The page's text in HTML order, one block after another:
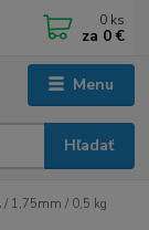
Menu
Hľadať
0 ks
za 0 €
/ 1,75mm / 0,5 kg